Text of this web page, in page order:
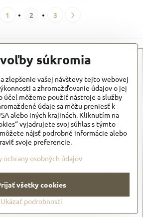
1 2 3
blokovaný Voľbami súkromia
si načítať externý obsah?
Povoliť tentokrát
súkromia
zlepšenie vašej návštevy tejto webovej
a zhromažďovanie údajov o jej
účel môžeme použiť nástroje a služby
údaje sa môžu preniesť k
alebo iných krajinách. Kliknutím na
vyjadrujete svoj súhlas s týmto
nájsť podrobné informácie alebo
svoje preferencie.
ochrany osobných údajov
Ukázať podrobnosti
všetky cookies